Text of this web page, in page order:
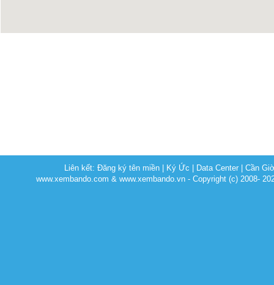
Liên kết:Đăng ký tên miền Ký Ức Data Center |Cần
www.xembando.com & www.xembando.vn - Copyright (c) 2008-